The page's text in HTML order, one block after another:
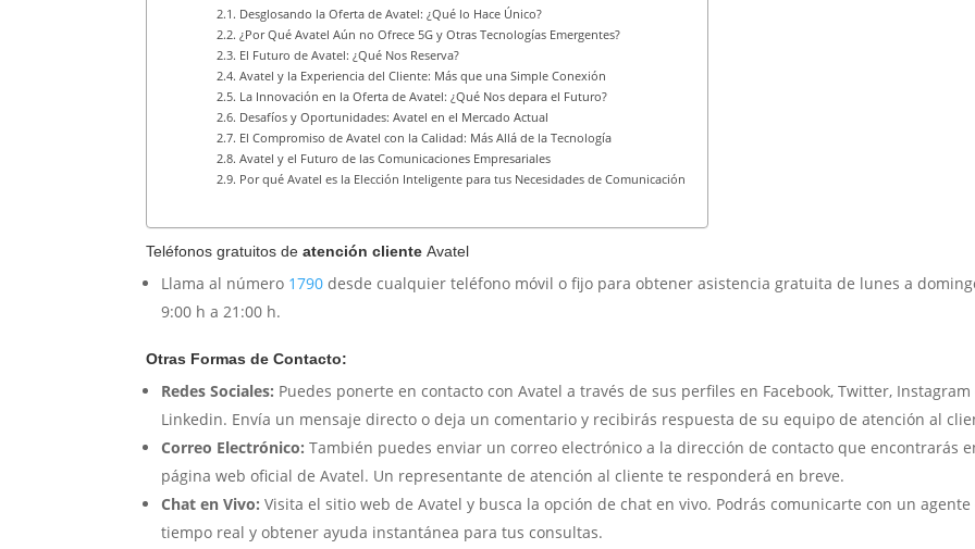
Desglosando la Oferta de Avatel: ¿Qué lo Hace Único?
¿Por Qué Avatel Aún no Ofrece 5G y Otras Tecnologías Emergentes?
El Futuro de Avatel: ¿Qué Nos Reserva?
Avatel y la Experiencia del Cliente: Más que una Simple Conexión
La Innovación en la Oferta de Avatel: ¿Qué Nos depara el Futuro?
Desafíos y Oportunidades: Avatel en el Mercado Actual
El Compromiso de Avatel con la Calidad: Más Allá de la Tecnología
Avatel y el Futuro de las Comunicaciones Empresariales
Por qué Avatel es la Elección Inteligente para tus Necesidades de Comunicación
Teléfonos gratuitos deatención clienteAvatel
Llama al número 1790 desde cualquier teléfono móvil o fijo para obtener asistencia gratuita de lunes a
9:00 h a 21:00 h.
Otras Formas de Contacto:
Redes Sociales: Puedes ponerte en contacto con Avatel a través de sus perfiles en Facebook, Twitter, Instagram
Linkedin. Envía un mensaje directo o deja un comentario y recibirás respuesta de su equipo de atención al
Correo Electrónico: También puedes enviar un correo electrónico a la dirección de contacto que encontrarás
página web oficial de Avatel. Un representante de atención al cliente te responderá en breve.
Chat en Vivo: Visita el sitio web de Avatel y busca la opción de chat en vivo. Podrás comunicarte con un agente
tiempo real y obtener ayuda instantánea para tus consultas.